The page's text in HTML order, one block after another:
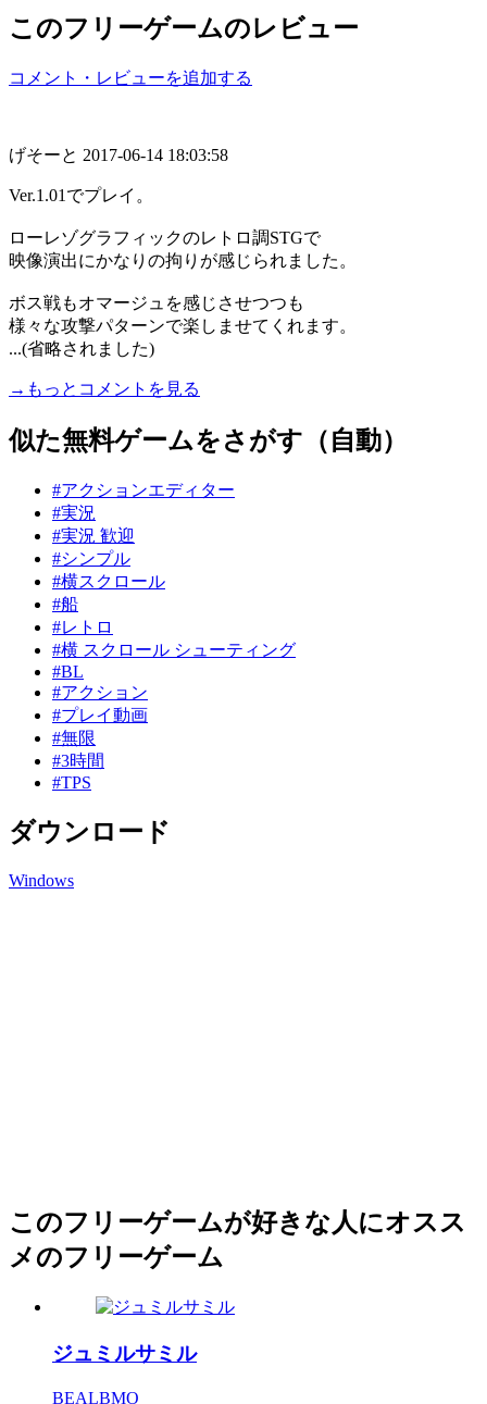
このフリーゲームのレビュー
コメント・レビューを追加する
げそーと 2017-06-14 18:03:58
Ver.1.01でプレイ。
ローレゾグラフィックのレトロ調STGで
映像演出にかなりの拘りが感じられました。
ボス戦もオマージュを感じさせつつも
様々な攻撃パターンで楽しませてくれます。
...(省略されました)
→もっとコメントを見る
似た無料ゲームをさがす（自動）
#アクションエディター
#実況
#実況 歓迎
#シンプル
#横スクロール
#船
#レトロ
#横 スクロール シューティング
#BL
#アクション
#プレイ動画
#無限
#3時間
#TPS
ダウンロード
Windows
このフリーゲームが好きな人にオスス
メのフリーゲーム
ジュミルサミル
BEALBMO